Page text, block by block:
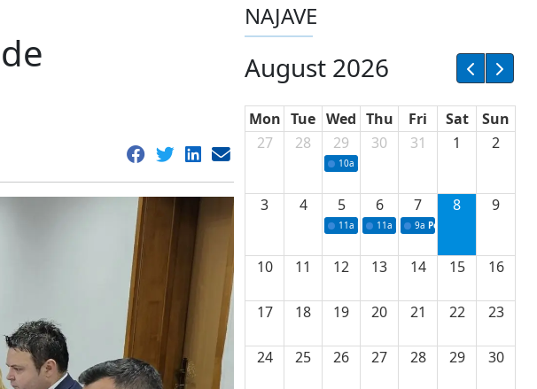
NAJAVE
August 2026
Mon Tue Wed Thu Fri Sat
Sun
27
28 29
10a Potpisivanje ugovora sa neprofitnim
30 31 1 2
3 4 5
11a Potpisivanje ugovora o stipendijama
6
11a Podrška razvoju vodne
7
9a Početak izgradnje nove
8 9
10 11 12 13 14 15 16
17 18 19 20 21 22 23
24 25 26 27 28 29 30